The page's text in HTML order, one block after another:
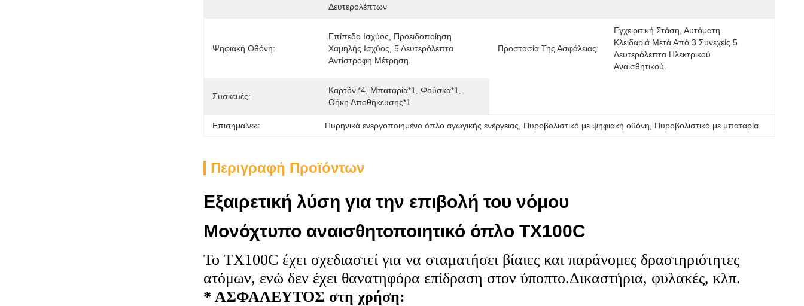
Δευτερολέπτων
Ψηφιακή Οθόνη:
Επίπεδο Ισχύος, Προειδοποίηση
Χαμηλής Ισχύος, 5 Δευτερόλεπτα
Αντίστροφη Μέτρηση.
Προστασία Της Ασφάλειας:
Εγχειριτική Στάση, Αυτόματη
Κλειδαριά Μετά Από 3 Συνεχείς 5
Δευτερόλεπτα Ηλεκτρικού
Αναισθητικού.
Συσκευές:
Καρτόνι*4, Μπαταρία*1, Φούσκα*1,
Θήκη Αποθήκευσης*1
Επισημαίνω: Πυρηνικά ενεργοποιημένο όπλο αγωγικής ενέργειας Πυροβολιστικό με ψηφιακή οθόνη Πυροβολιστικό με μπαταρία
Περιγραφή Προϊόντων
Εξαιρετική λύση για την επιβολή του νόμου
Μονόχτυπο αναισθητοποιητικό όπλο TX100C
Το TX100C έχει σχεδιαστεί για να σταματήσει βίαιες και παράνομες δραστηριότητες
ατόμων, ενώ δεν έχει θανατηφόρα επίδραση στον ύποπτο.Δικαστήρια, φυλακές, κλπ.
* ΑΣΦΑΛΕΥΤΟΣ στη χρήση: